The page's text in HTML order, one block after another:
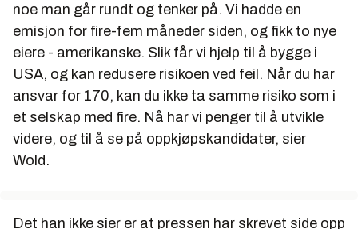
noe man går rundt og tenker på. Vi hadde en
emisjon for fire-fem måneder siden, og fikk to nye
eiere - amerikanske. Slik får vi hjelp til å bygge i
USA, og kan redusere risikoen ved feil. Når du har
ansvar for 170, kan du ikke ta samme risiko som i
et selskap med fire. Nå har vi penger til å utvikle
videre, og til å se på oppkjøpskandidater, sier
Wold.
Det han ikke sier er at pressen har skrevet side opp